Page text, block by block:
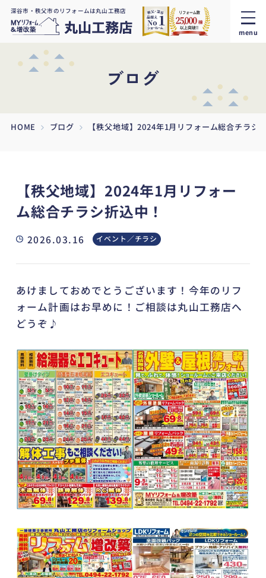
深谷市・秩父市のリフォームは丸山工務店
menu
ブログ
HOME ブログ 【秩父地域】2024年1月リフォーム総合チラシ
【秩父地域】2024年1月リフォー
ム総合チラシ折込中！
2026.03.16 イベント／チラシ
あけましておめでとうございます！今年のリフ
ォーム計画はお早めに！ご相談は丸山工務店へ
どうぞ♪